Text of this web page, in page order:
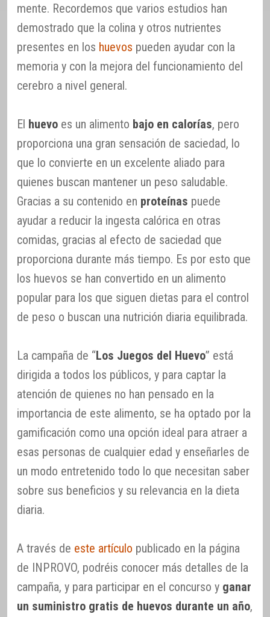
mente. Recordemos que varios estudios han
demostrado que la colina y otros nutrientes
presentes en los huevos pueden ayudar con la
memoria y con la mejora del funcionamiento del
cerebro a nivel general.
El huevo es un alimento bajo en calorías, pero
proporciona una gran sensación de saciedad, lo
que lo convierte en un excelente aliado para
quienes buscan mantener un peso saludable.
Gracias a su contenido en proteínas puede
ayudar a reducir la ingesta calórica en otras
comidas, gracias al efecto de saciedad que
proporciona durante más tiempo. Es por esto que
los huevos se han convertido en un alimento
popular para los que siguen dietas para el control
de peso o buscan una nutrición diaria equilibrada.
La campaña de “Los Juegos del Huevo” está
dirigida a todos los públicos, y para captar la
atención de quienes no han pensado en la
importancia de este alimento, se ha optado por la
gamificación como una opción ideal para atraer a
esas personas de cualquier edad y enseñarles de
un modo entretenido todo lo que necesitan saber
sobre sus beneficios y su relevancia en la dieta
diaria.
A través de este artículo publicado en la página
de INPROVO, podréis conocer más detalles de la
campaña, y para participar en el concurso y ganar
un suministro gratis de huevos durante un año,